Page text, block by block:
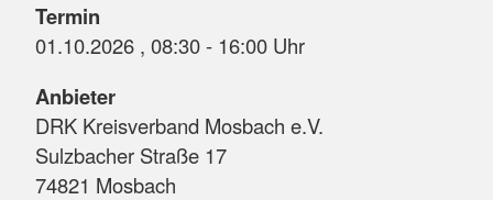
Termin
01.10.2026 , 08:30 - 16:00 Uhr
Anbieter
DRK Kreisverband Mosbach e.V.
Sulzbacher Straße 17
74821 Mosbach